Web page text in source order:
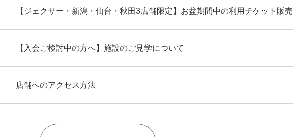
【ジェクサー・新潟・仙台・秋田3店舗限定】お盆期間中の利用チケット販売
【入会ご検討中の方へ】施設のご見学について
店舗へのアクセス方法